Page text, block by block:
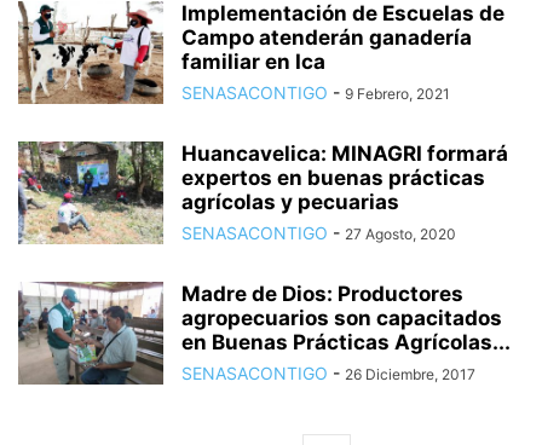
Implementación de Escuelas de
Campo atenderán ganadería
familiar en Ica
SENASACONTIGO - 9 Febrero, 2021
Huancavelica: MINAGRI formará
expertos en buenas prácticas
agrícolas y pecuarias
SENASACONTIGO - 27 Agosto, 2020
Madre de Dios: Productores
agropecuarios son capacitados
en Buenas Prácticas Agrícolas...
SENASACONTIGO - 26 Diciembre, 2017